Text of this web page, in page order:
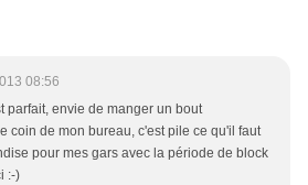
08:56
parfait, envie de manger un bout
coin de mon bureau, c'est pile ce qu'il faut
pour mes gars avec la période de block
:-)